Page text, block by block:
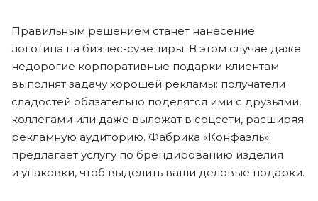
Правильным решением станет нанесение
логотипа на бизнес-сувениры. В этом случае даже
недорогие корпоративные подарки клиентам
выполнят задачу хорошей рекламы: получатели
сладостей обязательно поделятся ими с друзьями,
коллегами или даже выложат в соцсети, расширяя
рекламную аудиторию. Фабрика «Конфаэль»
предлагает услугу по брендированию изделия
и упаковки, чтоб выделить ваши деловые подарки.